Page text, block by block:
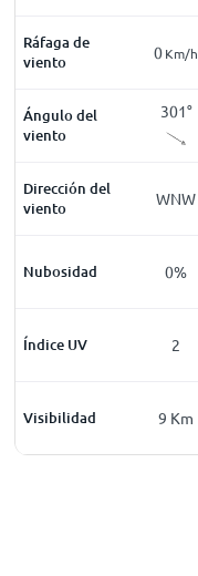
Ráfaga de
viento
h 2 Km/h 0Km/h
Ángulo del
viento
184 301°
Dirección del
viento
S WNW
Nubosidad
0% 0%
Índice UV 2
Visibilidad
Km 8Km 9 Km